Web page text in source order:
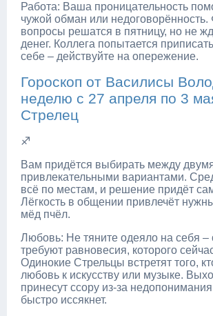
Работа: Ваша проницательность
чужой обман или
вопросы решатся в пятницу, но не
денег. Коллега попытается
себе – действуйте на опережение.
Гороскоп от Василисы
неделю с 27 апреля по 3
Стрелец
♐
Вам придётся выбирать между
привлекательными вариантами.
всё по местам, и решение придёт
Лёгкость в общении привлечёт
мёд пчёл.
Любовь: Не тяните одеяло на себя –
требуют равновесия, которого
Одинокие Стрельцы встретят того,
любовь к искусству или музыке.
принесут ссору из-за
быстро иссякнет.